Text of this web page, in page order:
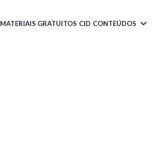
MATERIAIS GRATUITOS CID CONTEÚDOS